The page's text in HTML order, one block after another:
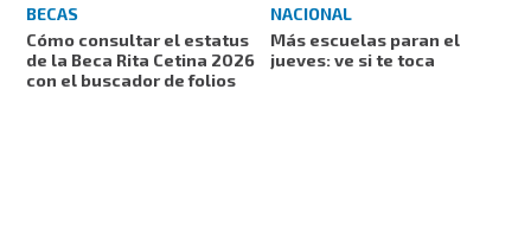
BECAS
Cómo consultar el estatus
de la Beca Rita Cetina 2026
con el buscador de folios
NACIONAL
Más escuelas paran el
jueves: ve si te toca